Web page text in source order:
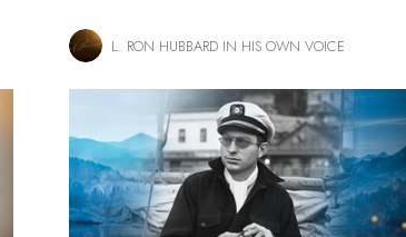
L. RON HUBBARD IN HIS OWN VOICE